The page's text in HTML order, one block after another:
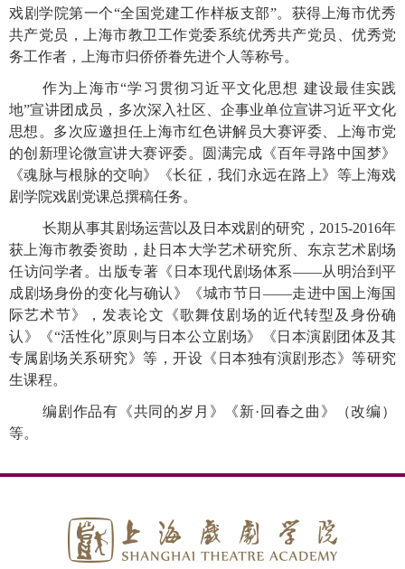
戏剧学院第一个“全国党建工作样板支部”。获得上海市优秀
共产党员，上海市教卫工作党委系统优秀共产党员、优秀党
务工作者，上海市归侨侨眷先进个人等称号。
作为上海市“学习贯彻习近平文化思想 建设最佳实践
地”宣讲团成员，多次深入社区、企事业单位宣讲习近平文化
思想。多次应邀担任上海市红色讲解员大赛评委、上海市党
的创新理论微宣讲大赛评委。圆满完成《百年寻路中国梦》
《魂脉与根脉的交响》《长征，我们永远在路上》等上海戏
剧学院戏剧党课总撰稿任务。
长期从事其剧场运营以及日本戏剧的研究， 2015-2016年
获上海市教委资助，赴日本大学艺术研究所、东京艺术剧场
任访问学者。出版专著《日本现代剧场体系——从明治到平
成剧场身份的变化与确认》《城市节日——走进中国上海国
际艺术节》，发表论文《歌舞伎剧场的近代转型及身份确
认》《“活性化”原则与日本公立剧场》《日本演剧团体及其
专属剧场关系研究》等，开设《日本独有演剧形态》等研究
生课程。
编剧作品有《共同的岁月》《新·回春之曲》（改编）
等。